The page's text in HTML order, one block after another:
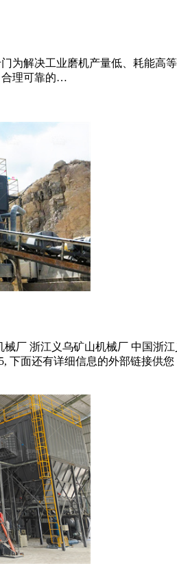
为解决工业磨机产量低、耗能高
合理可靠的…
厂 浙江义乌矿山机械厂 中国浙
下面还有详细信息的外部链接供您